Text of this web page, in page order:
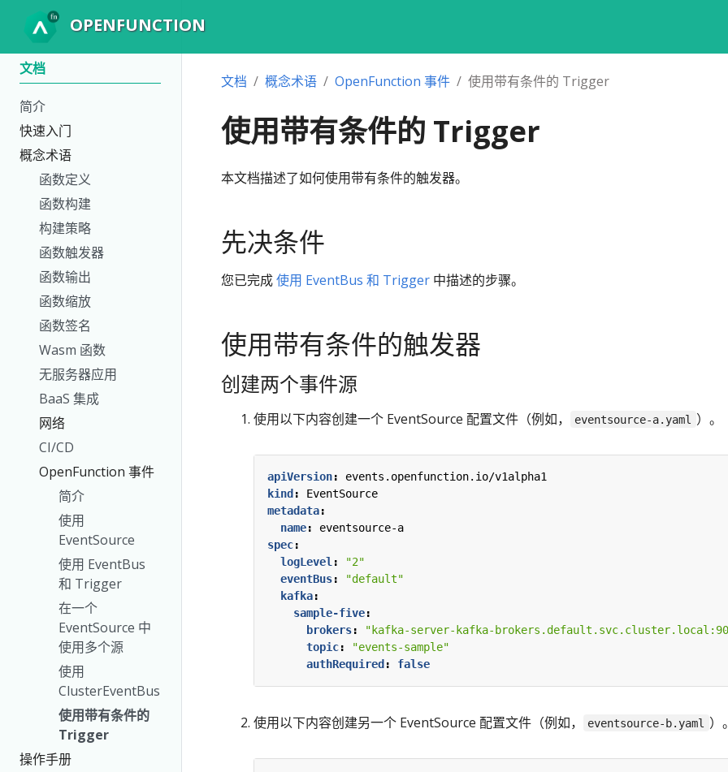
OPENFUNCTION
文档
简介
快速入门
概念术语
函数定义
函数构建
构建策略
函数触发器
函数输出
函数缩放
函数签名
Wasm 函数
无服务器应用
BaaS 集成
网络
CI/CD
OpenFunction 事件
简介
使用
EventSource
使用 EventBus
和 Trigger
在一个
EventSource 中
使用多个源
使用
ClusterEventBus
使用带有条件的
Trigger
操作手册
文档 概念术语 OpenFunction 事件 使用带有条件的 Trigger
使用带有条件的 Trigger
本文档描述了如何使用带有条件的触发器。
先决条件
您已完成使用 EventBus 和 Trigger 中描述的步骤。
使用带有条件的触发器
创建两个事件源
使用以下内容创建一个 EventSource 配置文件（例如， eventsource-a.yaml ）。
apiVersion:
events.openfunction.io/v1alpha1
kind:
EventSource
metadata:
name:
eventsource-a
spec:
logLevel :
"2"
eventBus:
"default"
kafka:
sample-five:
brokers:
"kafka-server-kafka-
topic:
"events-sample"
authRequired: false
使用以下内容创建另一个 EventSource 配置文件（例如， eventsource-b.yaml ）。